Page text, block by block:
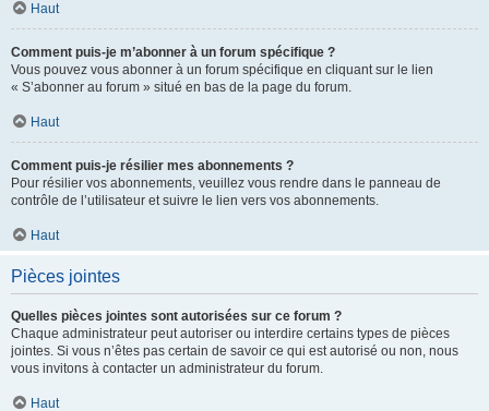
Haut
Comment puis-je m’abonner à un forum spécifique ?
Vous pouvez vous abonner à un forum spécifique en cliquant sur le lien
« S’abonner au forum » situé en bas de la page du forum.
Haut
Comment puis-je résilier mes abonnements ?
Pour résilier vos abonnements, veuillez vous rendre dans le panneau de
contrôle de l’utilisateur et suivre le lien vers vos abonnements.
Haut
Pièces jointes
Quelles pièces jointes sont autorisées sur ce forum ?
Chaque administrateur peut autoriser ou interdire certains types de pièces
jointes. Si vous n’êtes pas certain de savoir ce qui est autorisé ou non, nous
vous invitons à contacter un administrateur du forum.
Haut